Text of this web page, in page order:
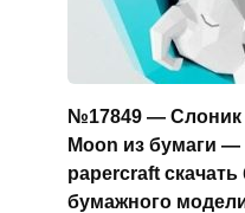
№17849 — Слоник
Moon из бумаги
papercraft
бумажного